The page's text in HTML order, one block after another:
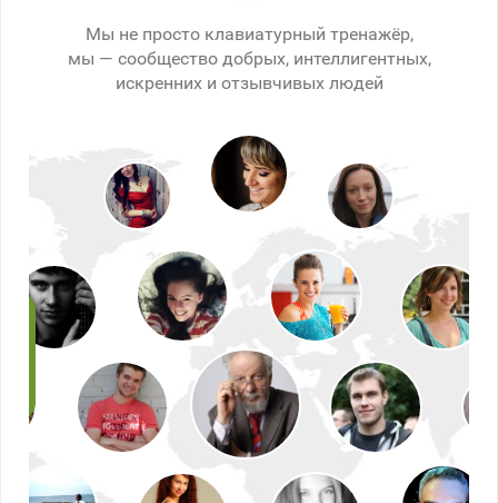
Мы не просто клавиатурный тренажёр,
мы — сообщество добрых, интеллигентных,
искренних и отзывчивых людей